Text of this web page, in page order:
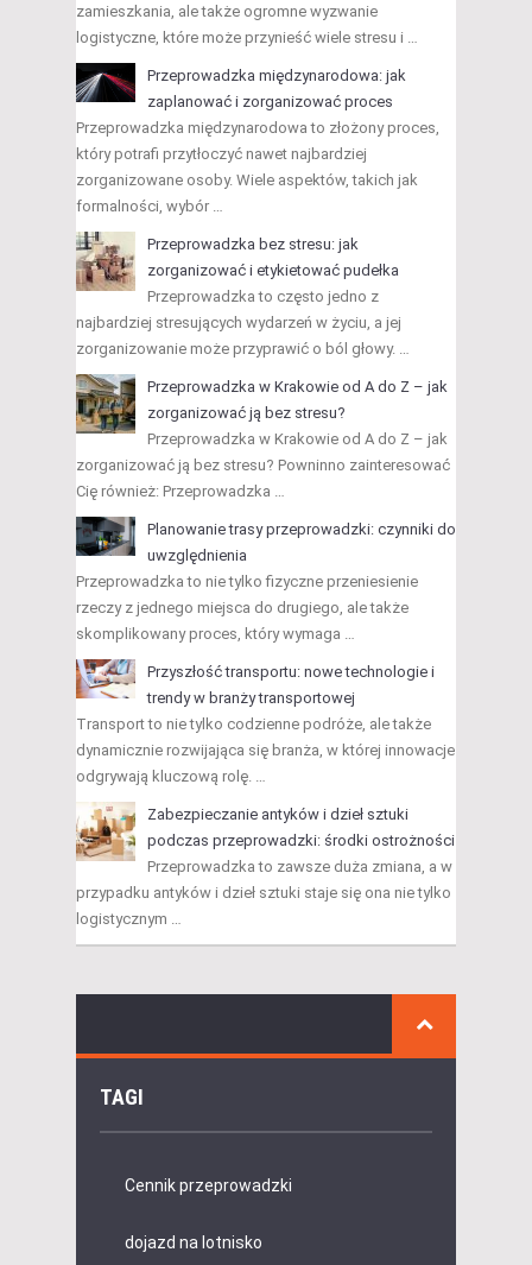
zamieszkania, ale także ogromne wyzwanie
logistyczne, które może przynieść wiele stresu i …
Przeprowadzka międzynarodowa: jak
zaplanować i zorganizować proces
Przeprowadzka międzynarodowa to złożony proces,
który potrafi przytłoczyć nawet najbardziej
zorganizowane osoby. Wiele aspektów, takich jak
formalności, wybór …
Przeprowadzka bez stresu: jak
zorganizować i etykietować pudełka
Przeprowadzka to często jedno z
najbardziej stresujących wydarzeń w życiu, a jej
zorganizowanie może przyprawić o ból głowy. …
Przeprowadzka w Krakowie od A do Z – jak
zorganizować ją bez stresu?
Przeprowadzka w Krakowie od A do Z – jak
zorganizować ją bez stresu? Powninno zainteresować
Cię również: Przeprowadzka …
Planowanie trasy przeprowadzki: czynniki do
uwzględnienia
Przeprowadzka to nie tylko fizyczne przeniesienie
rzeczy z jednego miejsca do drugiego, ale także
skomplikowany proces, który wymaga …
Przyszłość transportu: nowe technologie i
trendy w branży transportowej
Transport to nie tylko codzienne podróże, ale także
dynamicznie rozwijająca się branża, w której innowacje
odgrywają kluczową rolę. …
Zabezpieczanie antyków i dzieł sztuki
podczas przeprowadzki: środki ostrożności
Przeprowadzka to zawsze duża zmiana, a w
przypadku antyków i dzieł sztuki staje się ona nie tylko
logistycznym …
TAGI
Cennik przeprowadzki
dojazd na lotnisko